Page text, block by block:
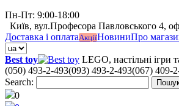
Пн-Пт: 9:00-18:00
Київ, вул.Професора Павловського 4,
Доставка і оплатаАкціїНовиниПро
Best toy
LEGO, настільні ігри
(050) 493-2-493(093) 493-2-493(067) 409-
Search:
0